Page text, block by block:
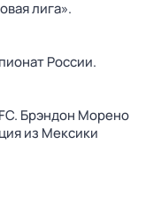
лига».
России.
Брэндон Морено
из Мексики